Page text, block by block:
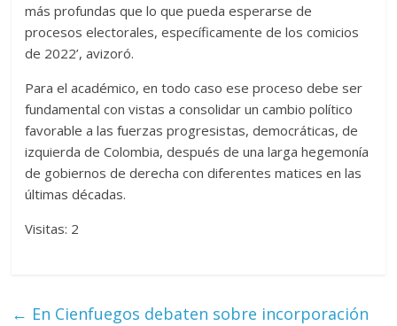
más profundas que lo que pueda esperarse de
procesos electorales, específicamente de los comicios
de 2022’, avizoró.
Para el académico, en todo caso ese proceso debe ser
fundamental con vistas a consolidar un cambio político
favorable a las fuerzas progresistas, democráticas, de
izquierda de Colombia, después de una larga hegemonía
de gobiernos de derecha con diferentes matices en las
últimas décadas.
Visitas: 2
← En Cienfuegos debaten sobre incorporación